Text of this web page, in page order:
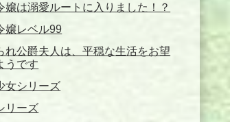
嬢は溺愛ルートに入りました！？
嬢レベル99
れ公爵夫人は、平穏な生活をお望
うです
女シリーズ
リーズ